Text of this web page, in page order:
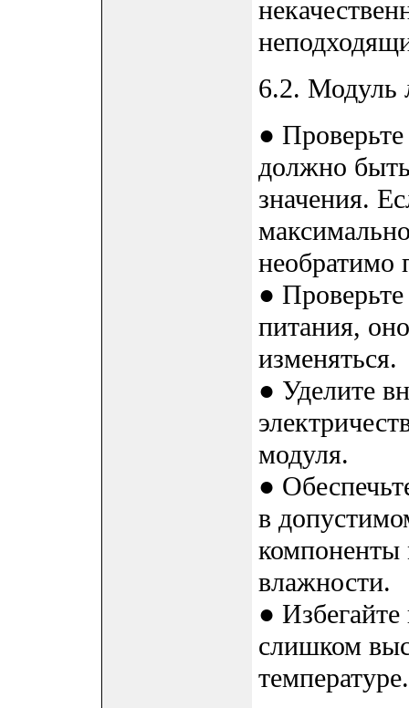
6.2. Модуль
●
должно
значения.
необратимо
●
питания,
изменяться.
● Уделите
модуля.
●
в
компоненты
влажности.
●
слишком
температуре.